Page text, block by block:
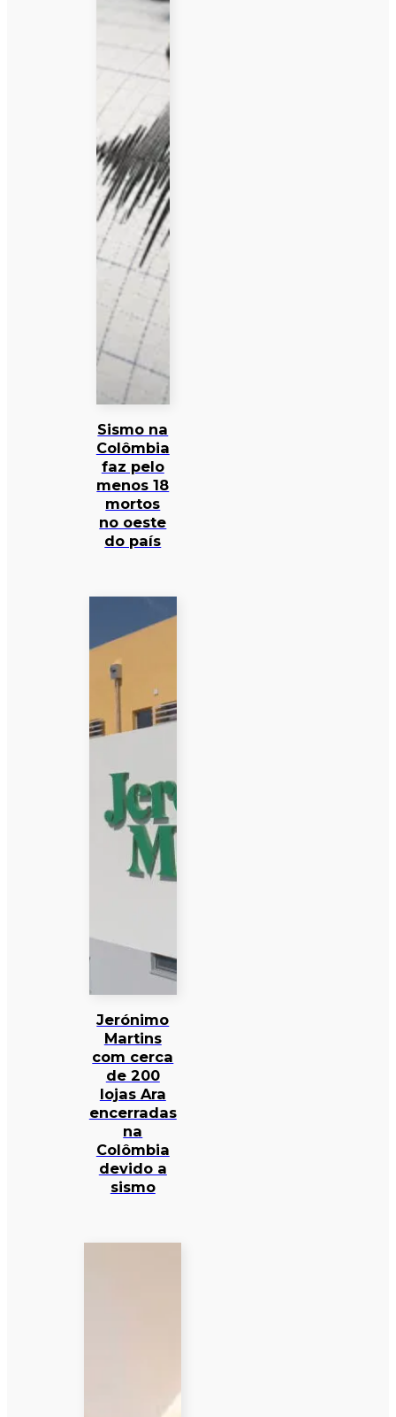
Sismo na
Colômbia
faz pelo
menos 18
mortos
no oeste
do país
Jerónimo
Martins
com cerca
de 200
lojas Ara
encerradas
na
Colômbia
devido a
sismo